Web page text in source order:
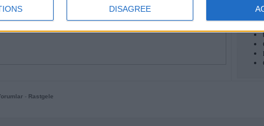
DISAGREE
E, Am, Dm, F, E7, G, C
- Rastgele